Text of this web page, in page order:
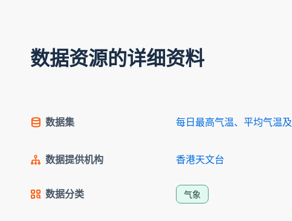
数据资源的详细资料
数据集 每日最高气温、平均气温
数据提供机构 香港天文台
数据分类 气象